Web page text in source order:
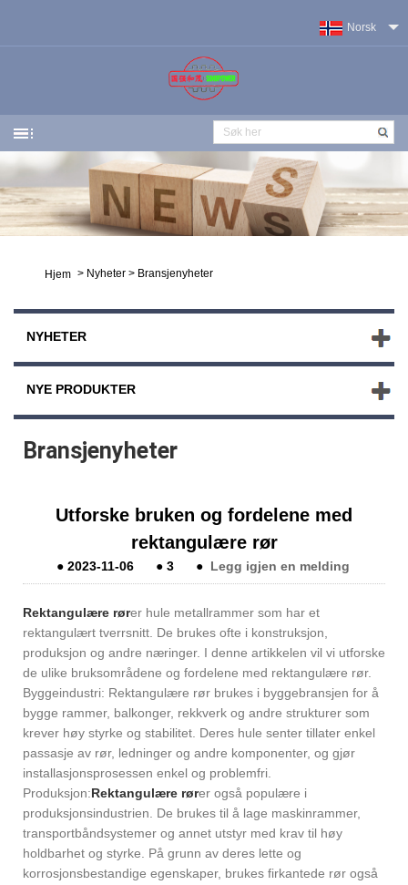
Norsk‎
Hjem > Nyheter > Bransjenyheter
NYHETER
NYE PRODUKTER
Bransjenyheter
Utforske bruken og fordelene med
rektangulære rør
●2023-11-06 ●3 ● Legg igjen en melding
Rektangulære rører hule metallrammer som har et
rektangulært tverrsnitt. De brukes ofte i konstruksjon,
produksjon og andre næringer. I denne artikkelen vil vi utforske
de ulike bruksområdene og fordelene med rektangulære rør.
Byggeindustri: Rektangulære rør brukes i byggebransjen for å
bygge rammer, balkonger, rekkverk og andre strukturer som
krever høy styrke og stabilitet. Deres hule senter tillater enkel
passasje av rør, ledninger og andre komponenter, og gjør
installasjonsprosessen enkel og problemfri.
Produksjon:Rektangulære rører også populære i
produksjonsindustrien. De brukes til å lage maskinrammer,
transportbåndsystemer og annet utstyr med krav til høy
holdbarhet og styrke. På grunn av deres lette og
korrosjonsbestandige egenskaper, brukes firkantede rør også